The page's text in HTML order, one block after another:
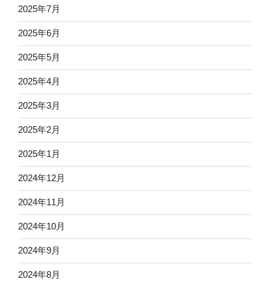
2025年7月
2025年6月
2025年5月
2025年4月
2025年3月
2025年2月
2025年1月
2024年12月
2024年11月
2024年10月
2024年9月
2024年8月